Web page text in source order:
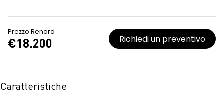
Prezzo Renord
€18.200 Richiedi un preventivo
Caratteristiche